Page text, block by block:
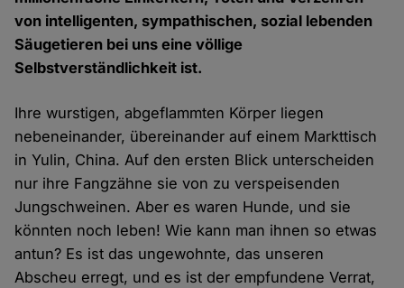
von intelligenten, sympathischen, sozial lebenden
Säugetieren bei uns eine völlige
Selbstverständlichkeit ist.
Ihre wurstigen, abgeflammten Körper liegen
nebeneinander, übereinander auf einem Markttisch
in Yulin, China. Auf den ersten Blick unterscheiden
nur ihre Fangzähne sie von zu verspeisenden
Jungschweinen. Aber es waren Hunde, und sie
könnten noch leben! Wie kann man ihnen so etwas
antun? Es ist das ungewohnte, das unseren
Abscheu erregt, und es ist der empfundene Verrat,